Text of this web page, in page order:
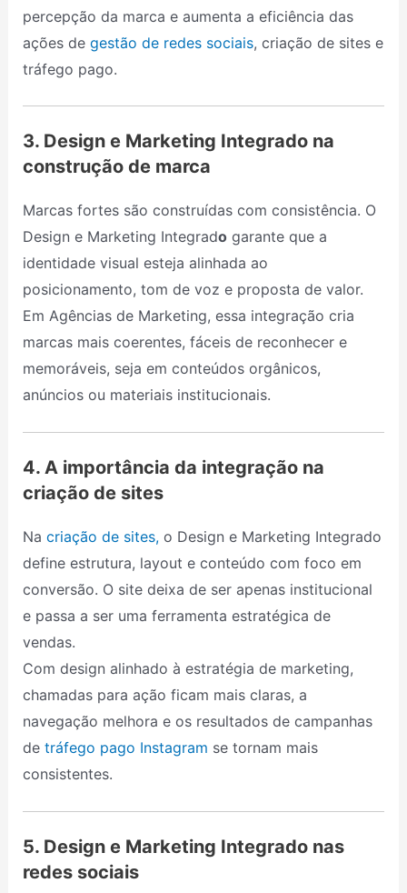
percepção da marca e aumenta a eficiência das
ações de gestão de redes sociais, criação de sites e
tráfego pago.
3. Design e Marketing Integrado na
construção de marca
Marcas fortes são construídas com consistência. O
Design e Marketing Integradogarante que a
identidade visual esteja alinhada ao
posicionamento, tom de voz e proposta de valor.
Em Agências de Marketing, essa integração cria
marcas mais coerentes, fáceis de reconhecer e
memoráveis, seja em conteúdos orgânicos,
anúncios ou materiais institucionais.
4. A importância da integração na
criação de sites
Na criação de sites,o Design e Marketing Integrado
define estrutura, layout e conteúdo com foco em
conversão. O site deixa de ser apenas institucional
e passa a ser uma ferramenta estratégica de
vendas.
Com design alinhado à estratégia de marketing,
chamadas para ação ficam mais claras, a
navegação melhora e os resultados de campanhas
de tráfego pago Instagram se tornam mais
consistentes.
5. Design e Marketing Integrado nas
redes sociais